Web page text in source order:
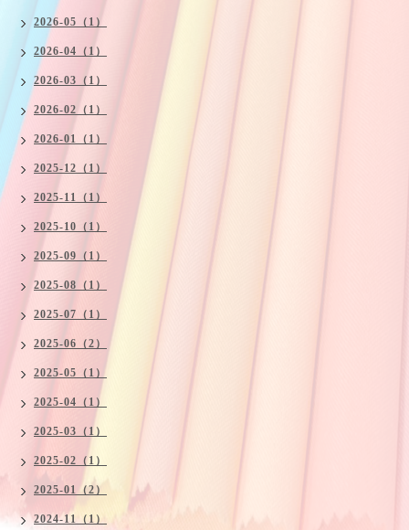
2026-05（1）
2026-04（1）
2026-03（1）
2026-02（1）
2026-01（1）
2025-12（1）
2025-11（1）
2025-10（1）
2025-09（1）
2025-08（1）
2025-07（1）
2025-06（2）
2025-05（1）
2025-04（1）
2025-03（1）
2025-02（1）
2025-01（2）
2024-11（1）